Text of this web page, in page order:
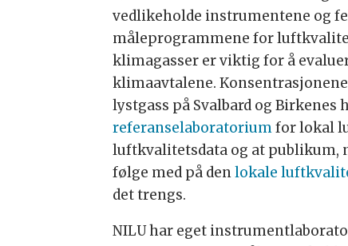
vedlikeholde instrumentene og
måleprogrammene for
klimagasser er viktig for å
klimaavtalene.
lystgass på Svalbard og Birkenes
referanselaboratoriumfor lokal
luftkvalitetsdata og at publikum,
følge med på denlokale
det trengs.
NILU har eget